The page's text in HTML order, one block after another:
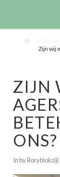
Zijn wij
ZIJN
ONS?
In by Roryblokzijl